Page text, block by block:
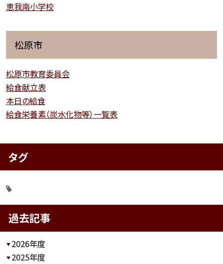
恵我南小学校
松原市
松原市教育委員会
給食献立表
本日の給食
給食栄養素（炭水化物等）一覧表
タグ
過去記事
2026年度
2025年度